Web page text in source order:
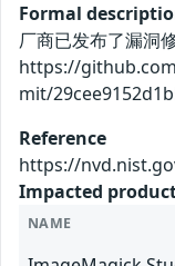
Formal
厂商已发布了漏洞
https://
mit/
Reference
https://
Impacted
NAME